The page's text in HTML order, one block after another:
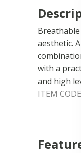
aesthetic.
with a
and high
ITEM